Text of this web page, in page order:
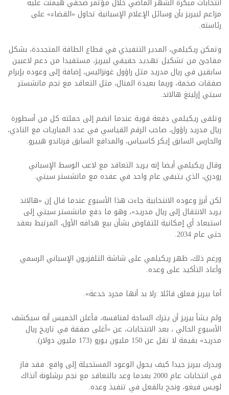
انتخابات مبكرة الشهر الماضي خلال مؤتمر صحفي هيمنت عليه
مزاعم لبيريز بأن وسائل الإعلام الإسبانية تحاول «القضاء» على
رئاسته.
وتمكن ريكيلمي، المدير التنفيذي في قطاع الطاقة المتجددة، بشكل
مفاجئ من تشكيل تهديد حقيقي لبيريز، مستفيدا من دعم لاعبين
سابقين في ريال مدريد مثل راؤول غونزاليس، إضافة إلى وعوده بإبرام
صفقات ضخمة، وربما بعيدة المنال، مثل التعاقد مع نجم مانشستر
سيتي إرلينغ هالاند.
وتلقى ريكيلمي دفعة قوية عندما انضم إلى حملته كل من أسطورة
ريال مدريد راؤول، صاحب الرقم القياسي في عدد المباريات مع النادي،
والحارس السابق إيكر كاسياس، والمدافع السابق فرناندو هييرو.
وقال ريكيلمي أيضا إنه يريد التعاقد مع لاعب الوسط الإسباني
رودري، الذي يتبقى عام واحد في عقده مع مانشستر سيتي.
لكن أبرز وعوده الانتخابية جاءت هذا الأسبوع عندما قال إن «هالاند
يريد الانتقال إلى ريال مدريد»، وهو ما دفع مانشستر سيتي إلى
استبعاد أي إمكانية للتفاوض بشأن بيع هدافه الأول، المرتبط بعقد
حتى عام 2034.
ورغم ذلك، ظهر ريكيلمي على شاشة التلفزيون الإسباني الرسمي
وأعاد التأكيد على وعده.
أما بيريز فعلق قائلا :رلا بد أنها مجرد خدعة».
ولم يشأ بيريز أن يترك الساحة لمنافسه، فأعلن الخميس أنه سيكشف
الأسبوع الحالي ، بعد الانتخابات، عن «أغلى صفقة في تاريخ ريال
مدريد» بقيمة لا تقل عن 150 مليون يورو (173 مليون دولار).
ويدرك بيريز جيدا كيف يحول الوعود المستحيلة إلى واقع. فقد فاز
في انتخابات عام 2000 بعدما وعد بالتعاقد مع نجم برشلونة آنذاك
لويس فيغو، ونجح بالفعل في تنفيذ وعده.